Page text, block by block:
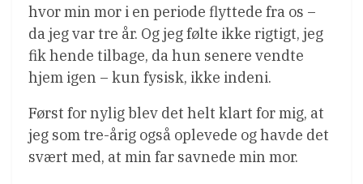
hvor min mor i en periode flyttede fra os –
da jeg var tre år. Og jeg følte ikke rigtigt, jeg
fik hende tilbage, da hun senere vendte
hjem igen – kun fysisk, ikke indeni.
Først for nylig blev det helt klart for mig, at
jeg som tre-årig også oplevede og havde det
svært med, at min far savnede min mor.